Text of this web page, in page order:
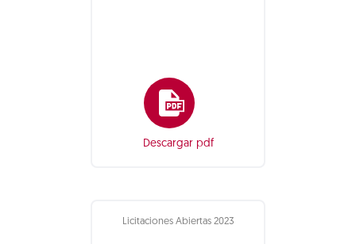
Descargar pdf
Licitaciones Abiertas 2023